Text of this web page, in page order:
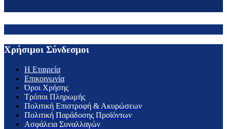
Χρήσιμοι Σύνδεσμοι
H Εταιρεία
Επικοινωνία
Όροι Χρήσης
Τρόποι Πληρωμής
Πολιτική Επιστροφή & Ακυρώσεων
Πολιτική Παράδοσης Προϊόντων
Ασφάλεια Συναλλαγών